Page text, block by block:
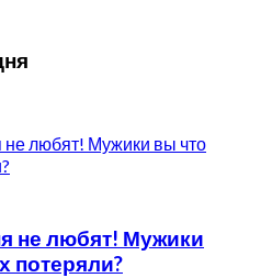
не любят! Мужики
потеряли?